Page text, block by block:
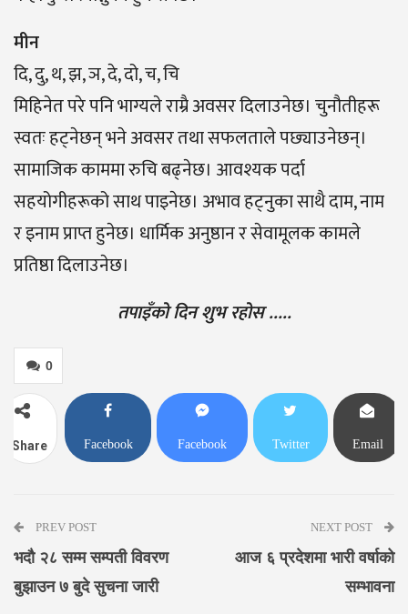
मीन
दि, दु, थ, झ, ञ, दे, दो, च, चि
मिहिनेत परे पनि भाग्यले राम्रै अवसर दिलाउनेछ। चुनौतीहरू
स्वतः हट्नेछन् भने अवसर तथा सफलताले पछ्याउनेछन्।
सामाजिक काममा रुचि बढ्नेछ। आवश्यक पर्दा
सहयोगीहरूको साथ पाइनेछ। अभाव हट्नुका साथै दाम, नाम
र इनाम प्राप्त हुनेछ। धार्मिक अनुष्ठान र सेवामूलक कामले
प्रतिष्ठा दिलाउनेछ।
तपाइँको दिन शुभ रहोस …..
0
Share Facebook Facebook Twitter Email
PREV POST
भदौ २८ सम्म सम्पती विवरण
बुझाउन ७ बुदे सुचना जारी
NEXT POST
आज ६ प्रदेशमा भारी वर्षाको
सम्भावना